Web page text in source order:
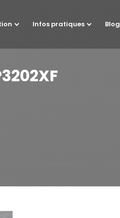
Infos pratiques Blog